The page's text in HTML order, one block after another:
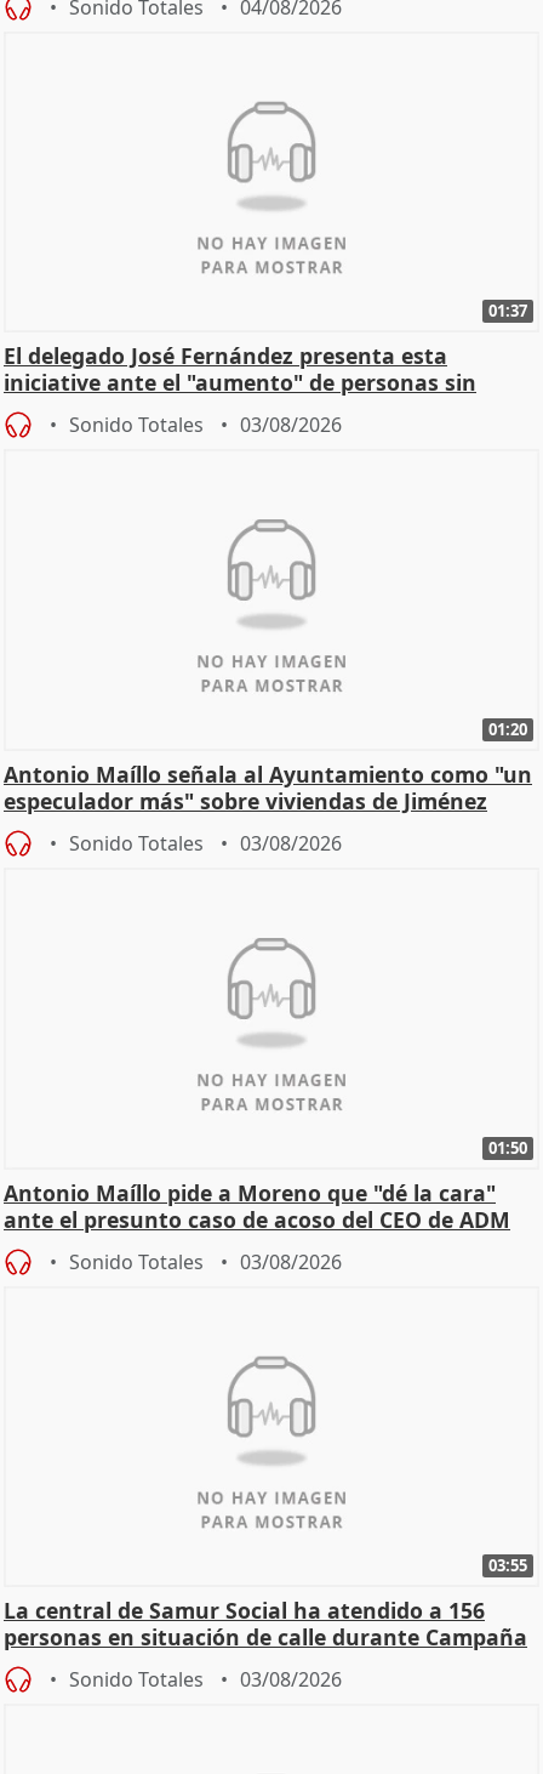
Sonido Totales 04/08/2026
01:37
El delegado José Fernández presenta esta
iniciative ante el "aumento" de personas sin
hogar en Madri
Sonido Totales 03/08/2026
01:20
Antonio Maíllo señala al Ayuntamiento como "un
especulador más" sobre viviendas de Jiménez
Becerril
Sonido Totales 03/08/2026
01:50
Antonio Maíllo pide a Moreno que "dé la cara"
ante el presunto caso de acoso del CEO de ADM
Sonido Totales 03/08/2026
03:55
La central de Samur Social ha atendido a 156
personas en situación de calle durante Campaña
de Calor
Sonido Totales 03/08/2026